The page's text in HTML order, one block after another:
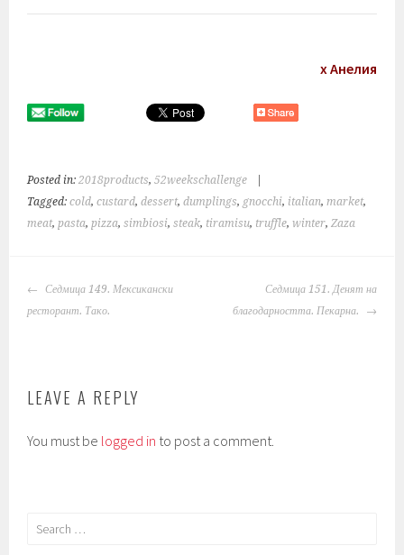
х Анелия
Posted in:2018products,52weekschallenge
Tagged:cold,custard,dessert,dumplings, gnocchi, italian, market,
meat, pasta, pizza,simbiosi,steak, tiramisu, truffle,winter,Zaza
POST
NAVIGATION
Седмица 149. Мексикански
ресторант. Тако.
Седмица 151. Денят на
благодарността. Пекарна.
LEAVE A REPLY
You must be logged in to post a comment.
Search